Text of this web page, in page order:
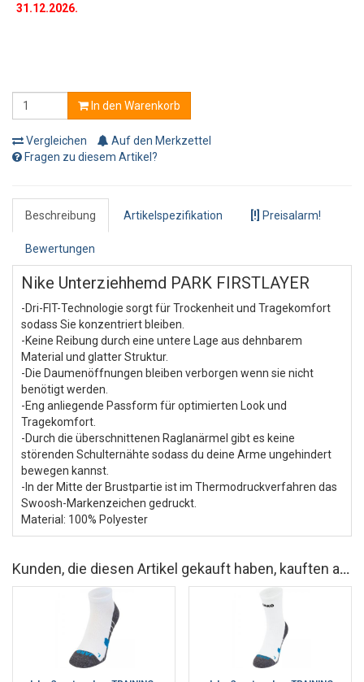
31.12.2026.
In den Warenkorb
Vergleichen
Auf den Merkzettel
Fragen zu diesem Artikel?
Beschreibung Artikelspezifikation [!] Preisalarm!
Bewertungen
Nike Unterziehhemd PARK FIRSTLAYER
-Dri-FIT-Technologie sorgt für Trockenheit und Tragekomfort
sodass Sie konzentriert bleiben.
-Keine Reibung durch eine untere Lage aus dehnbarem
Material und glatter Struktur.
-Die Daumenöffnungen bleiben verborgen wenn sie nicht
benötigt werden.
-Eng anliegende Passform für optimierten Look und
Tragekomfort.
-Durch die überschnittenen Raglanärmel gibt es keine
störenden Schulternähte sodass du deine Arme ungehindert
bewegen kannst.
-In der Mitte der Brustpartie ist im Thermodruckverfahren das
Swoosh-Markenzeichen gedruckt.
Material: 100% Polyester
Kunden, die diesen Artikel gekauft haben, kauften auch